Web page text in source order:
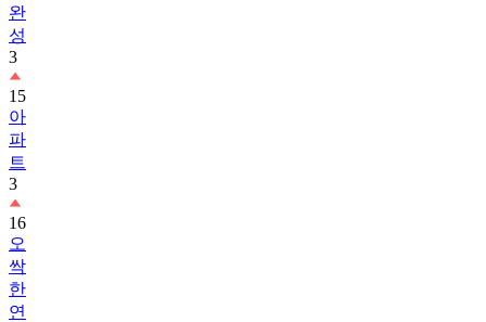
완
성
3
15
아
파
트
3
16
오
싹
한
연